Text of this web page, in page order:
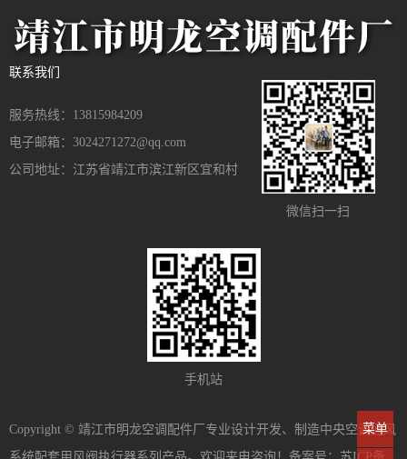
菜单
联系我们
服务热线：13815984209
电子邮箱：3024271272@qq.com
公司地址：江苏省靖江市滨江新区宜和村
微信扫一扫
手机站
Copyright © 靖江市明龙空调配件厂专业设计开发、制造中央空调通风